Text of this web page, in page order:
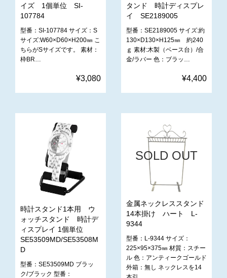
イズ 1個単位 SI-
107784
型番：SI-107784 サイズ：S
サイズ:W60×D60×H200㎜ こ
ちらがSサイズです。 素材：
枠BR…
¥3,080
タンド 時計ディスプレ
イ SE2189005
型番：SE2189005 サイズ:約
130×D130×H125㎜ 約240
ｇ 素材:木製（ベース台）/合
金/ラバー 色：ブラッ…
¥4,400
時計スタンド1本用 ウ
ォッチスタンド 時計デ
ィスプレイ 1個単位
SE53509MD/SE53508M
D
型番：SE53509MD ブラッ
ク/ブラック 型番：
SOLD OUT
金属ネックレススタンド
14本掛け ハート L-
9344
型番：L-9344 サイズ：
225×95×375㎜ 材質：スチー
ル 色：アンティークゴールド
外箱：無し ネックレスを14